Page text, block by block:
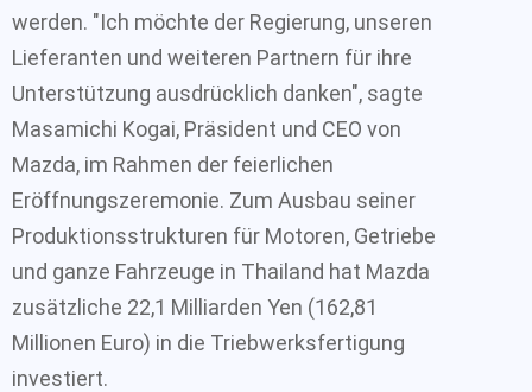
werden. "Ich möchte der Regierung, unseren
Lieferanten und weiteren Partnern für ihre
Unterstützung ausdrücklich danken", sagte
Masamichi Kogai, Präsident und CEO von
Mazda, im Rahmen der feierlichen
Eröffnungszeremonie. Zum Ausbau seiner
Produktionsstrukturen für Motoren, Getriebe
und ganze Fahrzeuge in Thailand hat Mazda
zusätzliche 22,1 Milliarden Yen (162,81
Millionen Euro) in die Triebwerksfertigung
investiert.